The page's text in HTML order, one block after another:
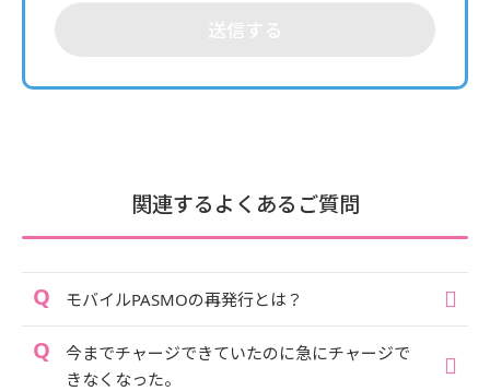
送信する
関連するよくあるご質問
モバイルPASMOの再発行とは？
今までチャージできていたのに急にチャージで
きなくなった。